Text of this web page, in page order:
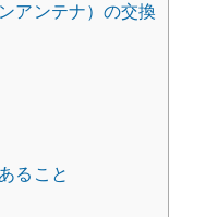
アンテナ）の交換
ること